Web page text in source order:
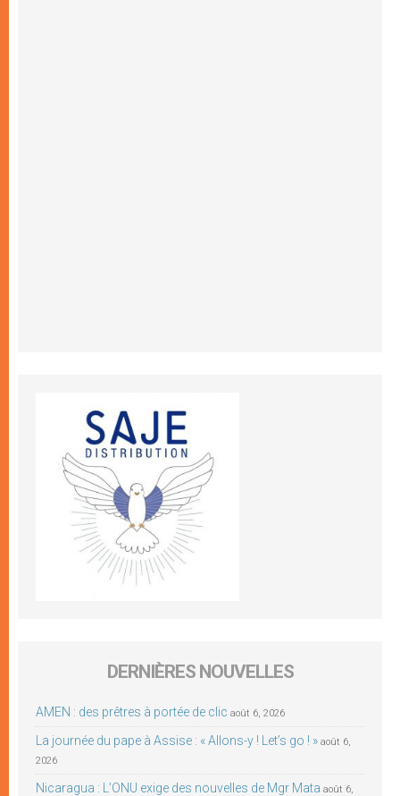
DERNIÈRES NOUVELLES
AMEN : des prêtres à portée de clic août 6, 2026
La journée du pape à Assise : « Allons-y ! Let’s go ! » août 6,
2026
Nicaragua : L’ONU exige des nouvelles de Mgr Mata août 6,